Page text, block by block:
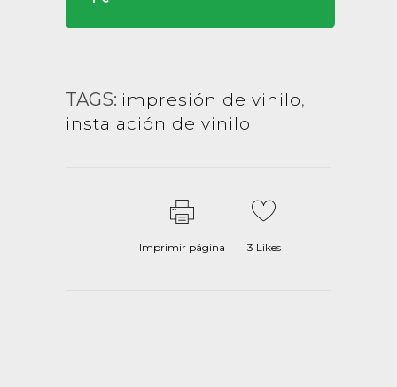
TAGS: impresión de vinilo,
instalación de vinilo
Imprimir página 3 Likes